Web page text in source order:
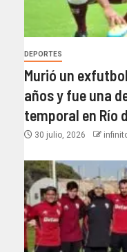
DEPORTES
Murió un
años y fue una
temporal en Río
30 julio, 2026